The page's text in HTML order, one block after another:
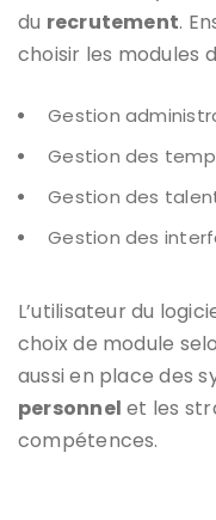
du recrutement.
choisir les modules
Gestion
Gestion des
Gestion des
Gestion des
L’utilisateur du
choix de module
aussi en place des
personnel et les
compétences.